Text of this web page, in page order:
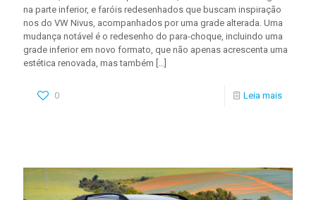
na parte inferior, e faróis redesenhados que buscam inspiração
nos do VW Nivus, acompanhados por uma grade alterada. Uma
mudança notável é o redesenho do para-choque, incluindo uma
grade inferior em novo formato, que não apenas acrescenta uma
estética renovada, mas também […]
0 Leia mais